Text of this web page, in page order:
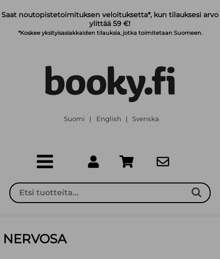
Saat noutopistetoimituksen veloituksetta*, kun tilauksesi arvo
ylittää 59 €!
*Koskee yksityisasiakkaiden tilauksia, jotka toimitetaan Suomeen.
Suomi | English | Svenska
NERVOSA